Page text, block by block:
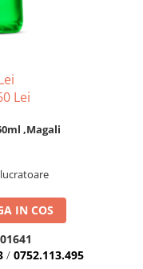
Lei
,Magali
IN COS
/ 0752.113.495